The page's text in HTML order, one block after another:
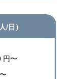
/日）
円〜